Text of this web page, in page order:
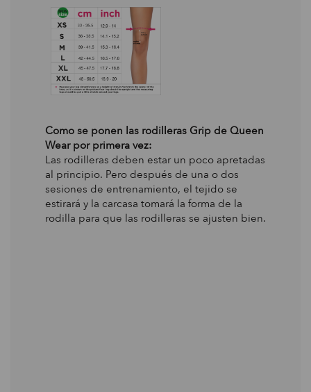
Como se ponen las rodilleras Grip de Queen
Wear por primera vez:
Las rodilleras deben estar un poco apretadas
al principio. Pero después de una o dos
sesiones de entrenamiento, el tejido se
estirará y la carcasa tomará la forma de la
rodilla para que las rodilleras se ajusten bien.